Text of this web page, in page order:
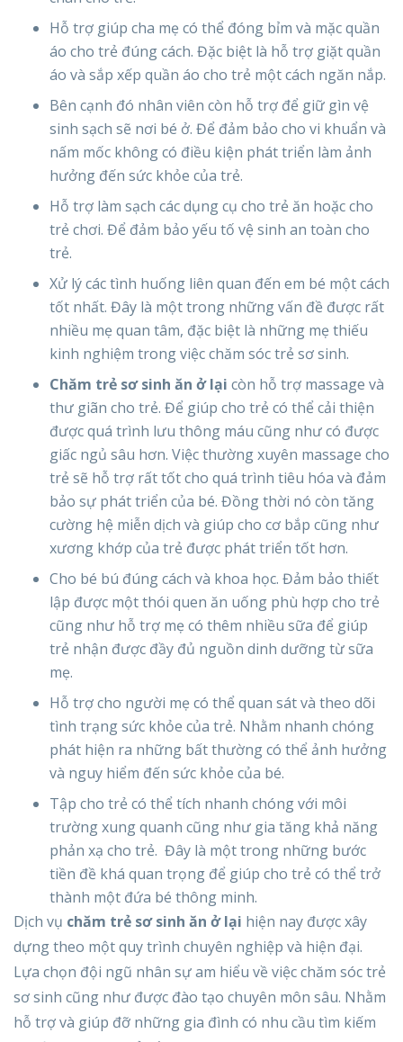
Hỗ trợ giúp cha mẹ có thể đóng bỉm và mặc quần
áo cho trẻ đúng cách. Đặc biệt là hỗ trợ giặt quần
áo và sắp xếp quần áo cho trẻ một cách ngăn nắp.
Bên cạnh đó nhân viên còn hỗ trợ để giữ gìn vệ
sinh sạch sẽ nơi bé ở. Để đảm bảo cho vi khuẩn và
nấm mốc không có điều kiện phát triển làm ảnh
hưởng đến sức khỏe của trẻ.
Hỗ trợ làm sạch các dụng cụ cho trẻ ăn hoặc cho
trẻ chơi. Để đảm bảo yếu tố vệ sinh an toàn cho
trẻ.
Xử lý các tình huống liên quan đến em bé một cách
tốt nhất. Đây là một trong những vấn đề được rất
nhiều mẹ quan tâm, đặc biệt là những mẹ thiếu
kinh nghiệm trong việc chăm sóc trẻ sơ sinh.
Chăm trẻ sơ sinh ăn ở lại còn hỗ trợ massage và
thư giãn cho trẻ. Để giúp cho trẻ có thể cải thiện
được quá trình lưu thông máu cũng như có được
giấc ngủ sâu hơn. Việc thường xuyên massage cho
trẻ sẽ hỗ trợ rất tốt cho quá trình tiêu hóa và đảm
bảo sự phát triển của bé. Đồng thời nó còn tăng
cường hệ miễn dịch và giúp cho cơ bắp cũng như
xương khớp của trẻ được phát triển tốt hơn.
Cho bé bú đúng cách và khoa học. Đảm bảo thiết
lập được một thói quen ăn uống phù hợp cho trẻ
cũng như hỗ trợ mẹ có thêm nhiều sữa để giúp
trẻ nhận được đầy đủ nguồn dinh dưỡng từ sữa
mẹ.
Hỗ trợ cho người mẹ có thể quan sát và theo dõi
tình trạng sức khỏe của trẻ. Nhằm nhanh chóng
phát hiện ra những bất thường có thể ảnh hưởng
và nguy hiểm đến sức khỏe của bé.
Tập cho trẻ có thể tích nhanh chóng với môi
trường xung quanh cũng như gia tăng khả năng
phản xạ cho trẻ. Đây là một trong những bước
tiền đề khá quan trọng để giúp cho trẻ có thể trở
thành một đứa bé thông minh.
Dịch vụ chăm trẻ sơ sinh ăn ở lại hiện nay được xây
dựng theo một quy trình chuyên nghiệp và hiện đại.
Lựa chọn đội ngũ nhân sự am hiểu về việc chăm sóc trẻ
sơ sinh cũng như được đào tạo chuyên môn sâu. Nhằm
hỗ trợ và giúp đỡ những gia đình có nhu cầu tìm kiếm